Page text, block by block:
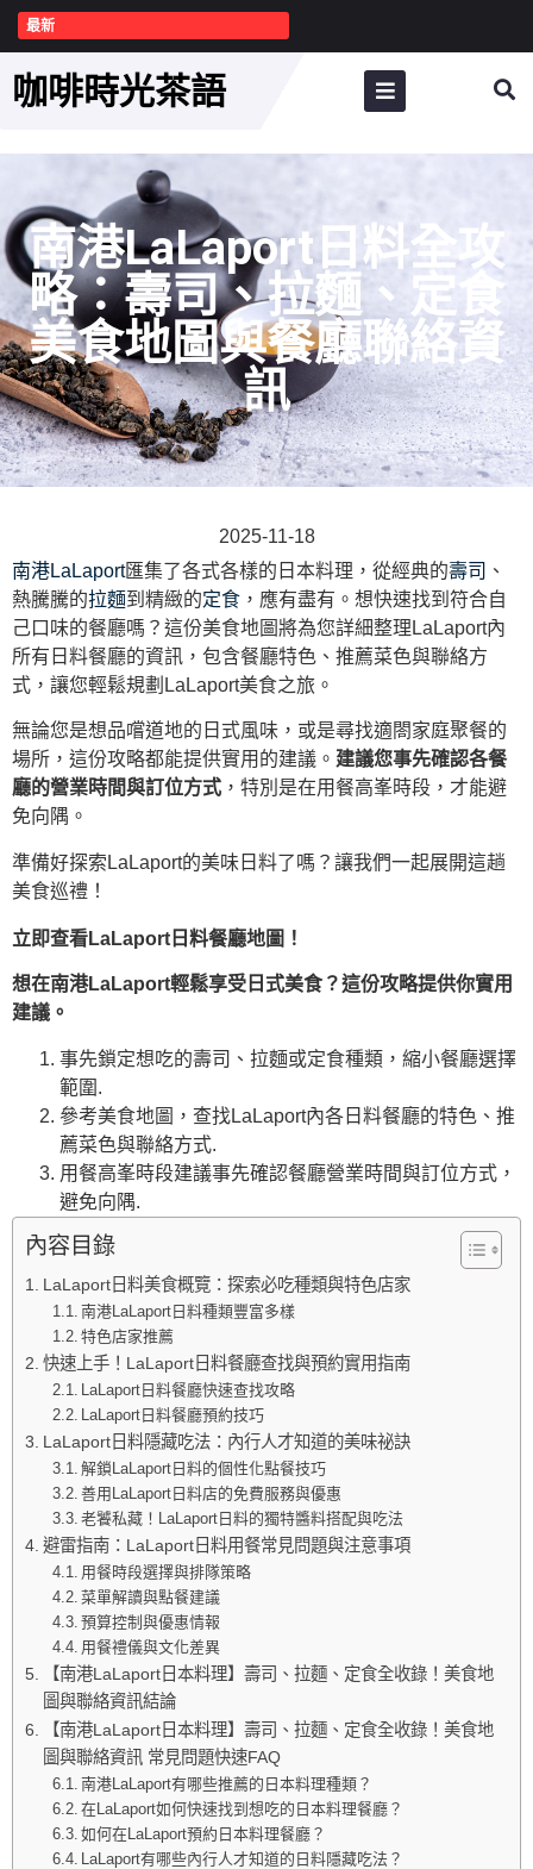
最新
咖啡時光茶語
南港LaLaport日料全攻
略：壽司、拉麵、定食
美食地圖與餐廳聯絡資
訊
2025-11-18
南港LaLaport匯集了各式各樣的日本料理，從經典的壽司 、
熱騰騰的拉麵到精緻的定食 ，應有盡有。想快速找到符合自
己口味的餐廳嗎？這份美食地圖將為您詳細整理LaLaport內
所有日料餐廳的資訊，包含餐廳特色、推薦菜色與聯絡方
式，讓您輕鬆規劃LaLaport美食之旅。
無論您是想品嚐道地的日式風味，或是尋找適閤家庭聚餐的
場所，這份攻略都能提供實用的建議。 建議您事先確認各餐
廳的營業時間與訂位方式 ，特別是在用餐高峯時段，才能避
免向隅。
準備好探索LaLaport的美味日料了嗎？讓我們一起展開這趟
美食巡禮！
立即查看LaLaport日料餐廳地圖！
想在南港LaLaport輕鬆享受日式美食？這份攻略提供你實用
建議。
事先鎖定想吃的壽司、拉麵或定食種類，縮小餐廳選擇
範圍.
參考美食地圖，查找LaLaport內各日料餐廳的特色、推
薦菜色與聯絡方式.
用餐高峯時段建議事先確認餐廳營業時間與訂位方式，
避免向隅.
內容目錄
LaLaport日料美食概覽：探索必吃種類與特色店家
南港LaLaport日料種類豐富多樣
特色店家推薦
快速上手！LaLaport日料餐廳查找與預約實用指南
LaLaport日料餐廳快速查找攻略
LaLaport日料餐廳預約技巧
LaLaport日料隱藏吃法：內行人才知道的美味祕訣
解鎖LaLaport日料的個性化點餐技巧
善用LaLaport日料店的免費服務與優惠
老饕私藏！LaLaport日料的獨特醬料搭配與吃法
避雷指南：LaLaport日料用餐常見問題與注意事項
用餐時段選擇與排隊策略
菜單解讀與點餐建議
預算控制與優惠情報
用餐禮儀與文化差異
【南港LaLaport日本料理】壽司、拉麵、定食全收錄！美食地
圖與聯絡資訊結論
【南港LaLaport日本料理】壽司、拉麵、定食全收錄！美食地
圖與聯絡資訊 常見問題快速FAQ
南港LaLaport有哪些推薦的日本料理種類？
在LaLaport如何快速找到想吃的日本料理餐廳？
如何在LaLaport預約日本料理餐廳？
LaLaport有哪些內行人才知道的日料隱藏吃法？